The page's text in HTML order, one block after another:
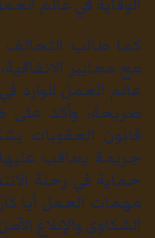
كما طالب التحالف
مع معايير
عالم العمل الوارد
صريحة، وأكد على
قانون العقوبات
جريمة يعاقب عليها
حماية في رحلة
مهمات العمل أيا
الشكاوى والإبلاغ